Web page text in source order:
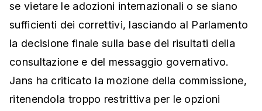
se vietare le adozioni internazionali o se siano
sufficienti dei correttivi, lasciando al Parlamento
la decisione finale sulla base dei risultati della
consultazione e del messaggio governativo.
Jans ha criticato la mozione della commissione,
ritenendola troppo restrittiva per le opzioni